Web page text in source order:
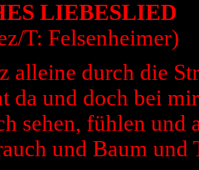
LIEBESLIED
T: Felsenheimer)
alleine durch die
da und doch bei
sehen, fühlen und
und Baum und